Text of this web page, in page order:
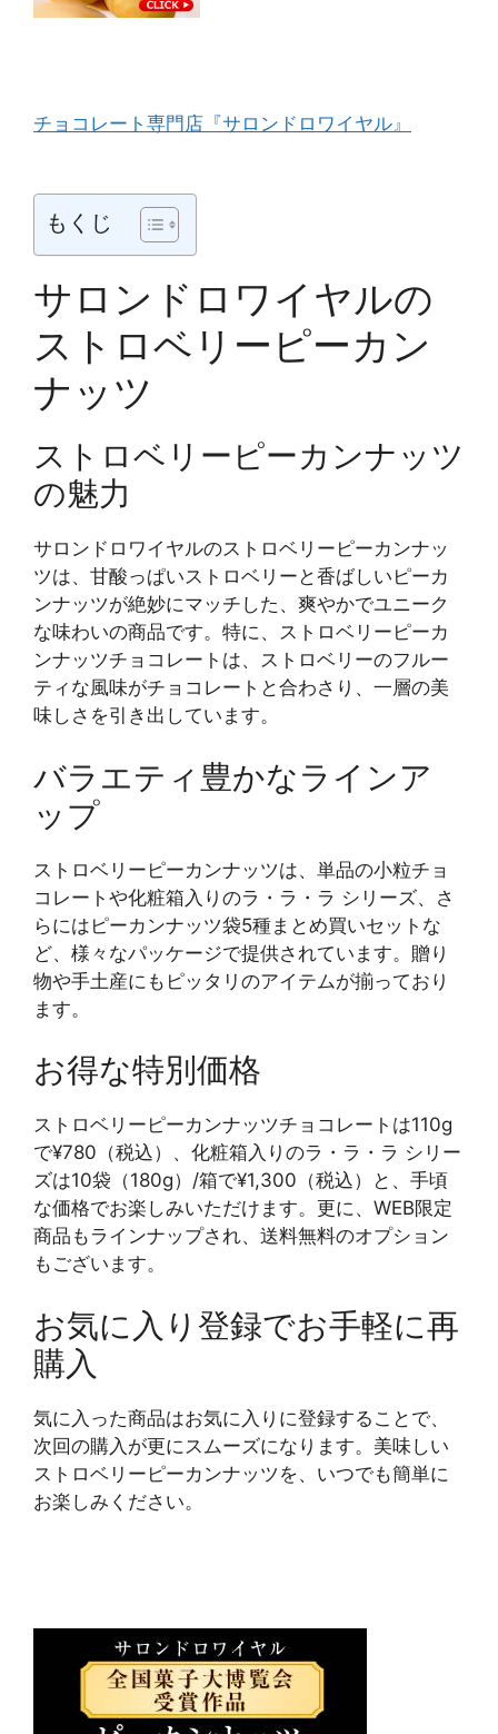
チョコレート専門店『サロンドロワイヤル』
もくじ
サロンドロワイヤルの
ストロベリーピーカン
ナッツ
ストロベリーピーカンナッツ
の魅力
サロンドロワイヤルのストロベリーピーカンナッ
ツは、甘酸っぱいストロベリーと香ばしいピーカ
ンナッツが絶妙にマッチした、爽やかでユニーク
な味わいの商品です。特に、ストロベリーピーカ
ンナッツチョコレートは、ストロベリーのフルー
ティな風味がチョコレートと合わさり、一層の美
味しさを引き出しています。
バラエティ豊かなラインア
ップ
ストロベリーピーカンナッツは、単品の小粒チョ
コレートや化粧箱入りのラ・ラ・ラ シリーズ、さ
らにはピーカンナッツ袋5種まとめ買いセットな
ど、様々なパッケージで提供されています。贈り
物や手土産にもピッタリのアイテムが揃っており
ます。
お得な特別価格
ストロベリーピーカンナッツチョコレートは110g
で¥780（税込）、化粧箱入りのラ・ラ・ラ シリー
ズは10袋（180g）/箱で¥1,300（税込）と、手頃
な価格でお楽しみいただけます。更に、WEB限定
商品もラインナップされ、送料無料のオプション
もございます。
お気に入り登録でお手軽に再
購入
気に入った商品はお気に入りに登録することで、
次回の購入が更にスムーズになります。美味しい
ストロベリーピーカンナッツを、いつでも簡単に
お楽しみください。